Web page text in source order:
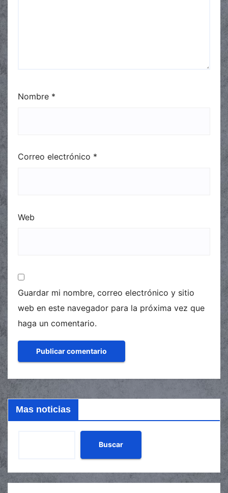
Nombre *
Correo electrónico *
Web
Guardar mi nombre, correo electrónico y sitio
web en este navegador para la próxima vez que
haga un comentario.
Mas noticias
Buscar